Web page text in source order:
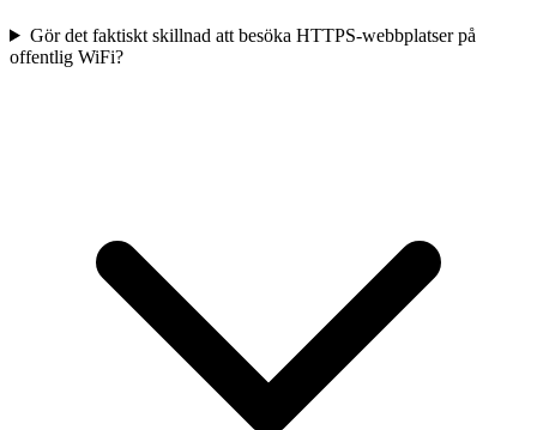
Gör det faktiskt skillnad att besöka HTTPS-webbplatser på
offentlig WiFi?